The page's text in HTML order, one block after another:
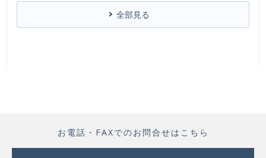
全部見る
お電話・FAXでのお問合せはこちら